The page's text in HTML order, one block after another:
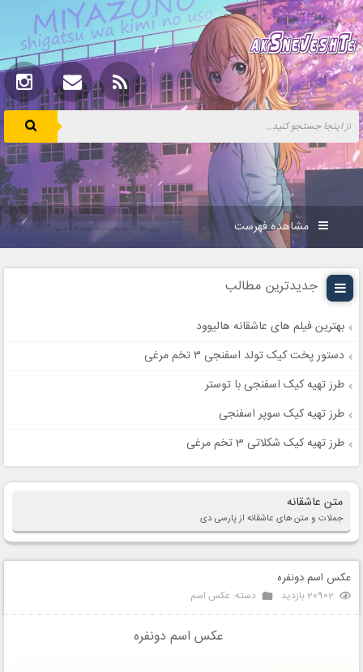
مشاهده فهرست
جدیدترین مطالب
بهترین فیلم های عاشقانه هالیوود
دستور پخت کیک تولد اسفنجی ۳ تخم مرغی
طرز تهیه کیک اسفنجی با توستر
طرز تهیه کیک سوپر اسفنجی
طرز تهیه کیک شکلاتی 3 تخم مرغی
متن عاشقانه
جملات و متن های عاشقانه از پارسی دی
عکس اسم دونفره
20902 بازدید دسته: عکس اسم
عکس اسم دونفره